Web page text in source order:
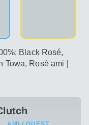
Black Rosé,
Rosé ami |